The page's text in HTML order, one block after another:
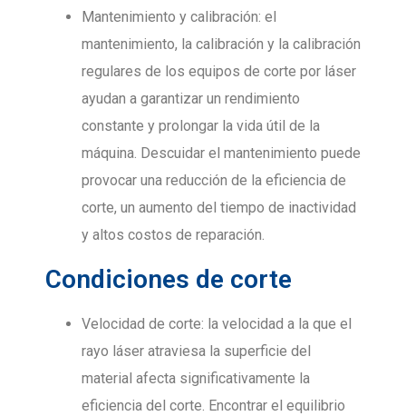
Mantenimiento y calibración: el
mantenimiento, la calibración y la calibración
regulares de los equipos de corte por láser
ayudan a garantizar un rendimiento
constante y prolongar la vida útil de la
máquina. Descuidar el mantenimiento puede
provocar una reducción de la eficiencia de
corte, un aumento del tiempo de inactividad
y altos costos de reparación.
Condiciones de corte
Velocidad de corte: la velocidad a la que el
rayo láser atraviesa la superficie del
material afecta significativamente la
eficiencia del corte. Encontrar el equilibrio